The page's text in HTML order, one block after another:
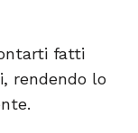
fatti
rendendo lo